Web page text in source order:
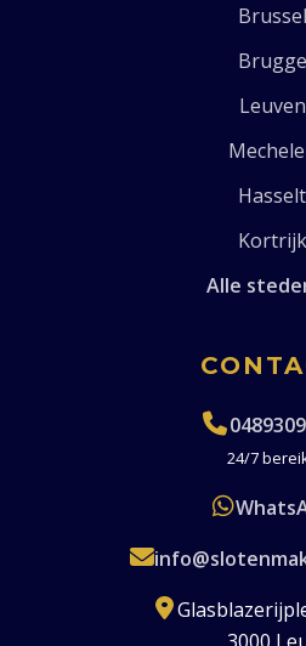
Brussel
Brugge
Leuven
Hasselt
Kortrijk
Alle
24/7